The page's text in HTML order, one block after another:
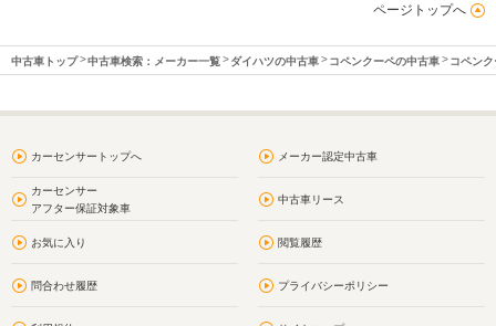
ページトップへ
中古車トップ 中古車検索：メーカー一覧 ダイハツの中古車 コペンクーペの中古車 コペン
カーセンサートップへ メーカー認定中古車
カーセンサー
アフター保証対象車
中古車リース
お気に入り 閲覧履歴
問合わせ履歴 プライバシーポリシー